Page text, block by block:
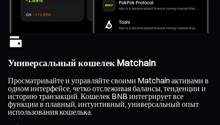
Универсальный кошелек Matchain
Просматривайте и управляйте своими Matchain активами в
одном интерфейсе, четко отслеживая балансы, тенденции и
историю транзакций. Кошелек BNB интегрирует все
функции в плавный, интуитивный, универсальный опыт
использования кошелька.